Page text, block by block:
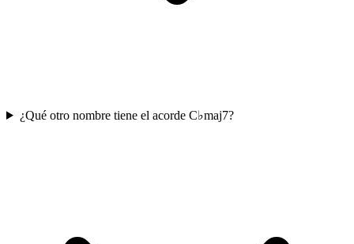
¿Qué otro nombre tiene el acorde C♭maj7?